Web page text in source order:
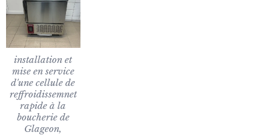
installation et
mise en service
d'une cellule de
reffroidissemnet
rapide à la
boucherie de
Glageon,